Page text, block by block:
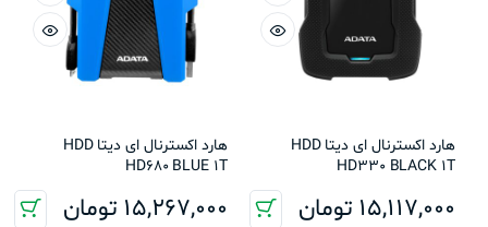
هارد اکسترنال ای دیتا HDD
HD330 BLACK 1T
15,117,000 تومان
هارد اکسترنال ای دیتا HDD
HD680 BLUE 1T
15,267,000 تومان